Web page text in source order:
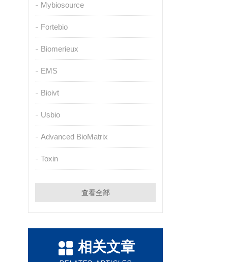
Mybiosource
Fortebio
Biomerieux
EMS
Bioivt
Usbio
Advanced BioMatrix
Toxin
查看全部
相关文章